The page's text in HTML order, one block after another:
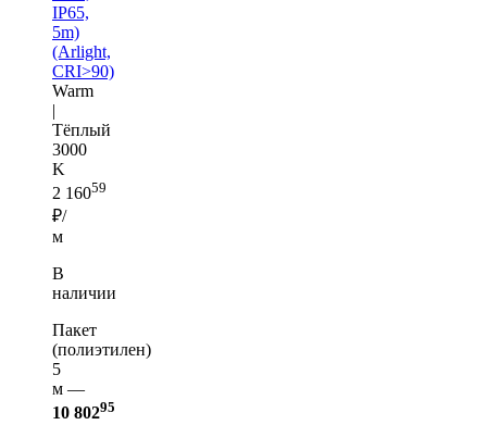
IP65,
5m)
(Arlight,
CRI>90)
Warm
|
Тёплый
3000
K
2 16059
₽/
м
В
наличии
Пакет
(полиэтилен)
5
м —
10 80295